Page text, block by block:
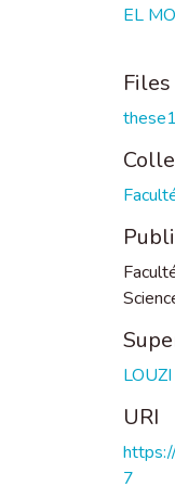
EL
Files
LOUZI
URI
7